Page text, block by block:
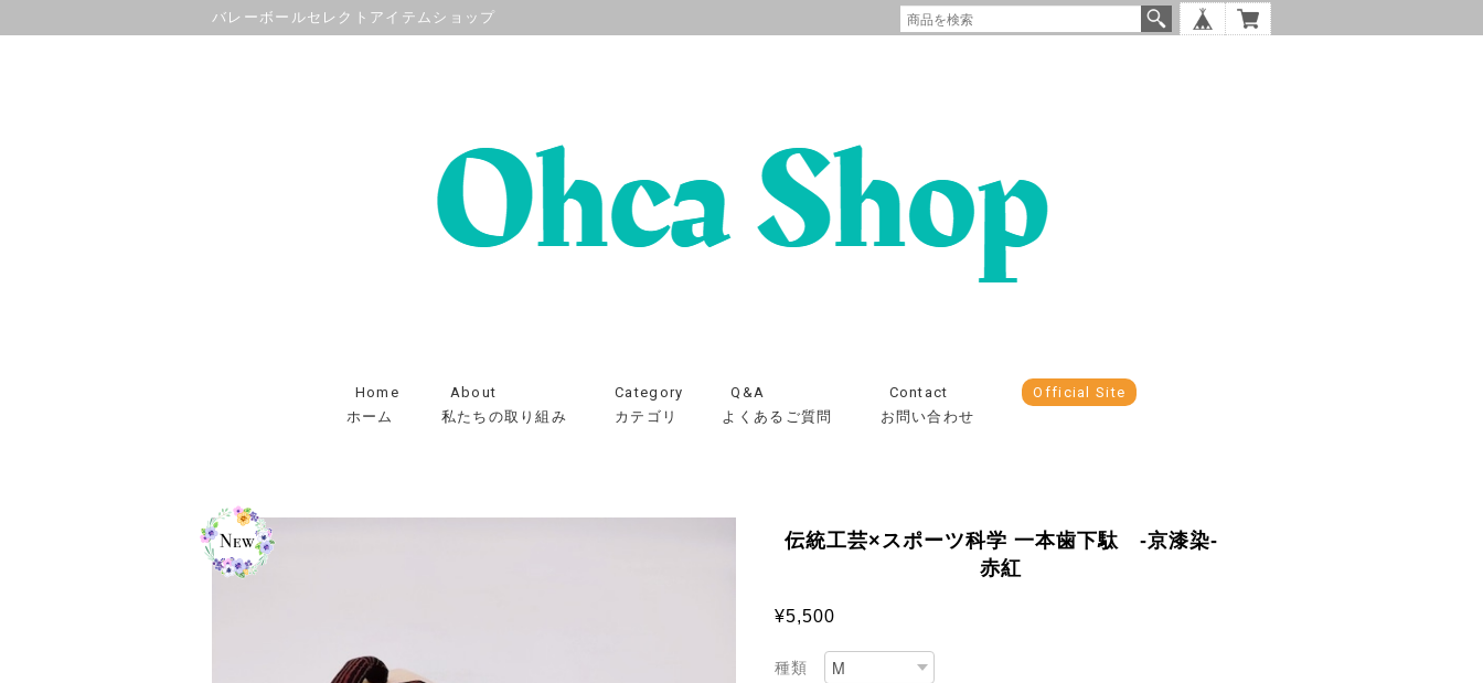
バレーボールセレクトアイテムショップ
Home
ホーム
About
私たちの取り組み
Category
カテゴリ
Q&A
よくあるご質問
Contact
お問い合わせ
Official Site
伝統工芸×スポーツ科学 一本歯下駄 -京漆染-
赤紅
¥5,500
種類